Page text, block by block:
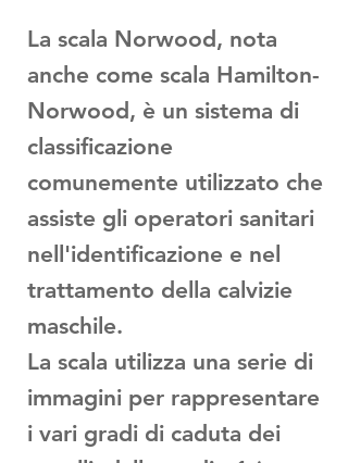
La scala Norwood, nota
anche come scala Hamilton-
Norwood, è un sistema di
classificazione
comunemente utilizzato che
assiste gli operatori sanitari
nell'identificazione e nel
trattamento della calvizie
maschile.
La scala utilizza una serie di
immagini per rappresentare
i vari gradi di caduta dei